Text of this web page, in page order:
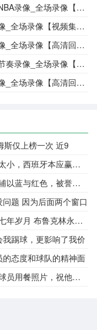
全场录像【视频集锦】
场录像【视频集锦】
场录像【高清回放】
全场录像【视频集锦】
场录像【高清回放】
斯仅上榜一次 近9
西班牙本应赢得更多
与红色，被誉为近年
问题 因为后面两个窗口
岁月 布鲁克林永远是
踢球，更影响了我价
态度和球队的精神面
餐照片，祝他们季军